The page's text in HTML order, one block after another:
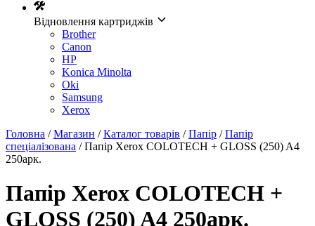
Відновлення картриджів
Brother
Canon
HP
Konica Minolta
Oki
Samsung
Xerox
Головна /Магазин /Каталог товарів /Папір /Папір
спеціалізована / Папір Xerox COLOTECH + GLOSS (250) A4
250арк.
Папір Xerox COLOTECH +
GLOSS (250) A4 250арк.